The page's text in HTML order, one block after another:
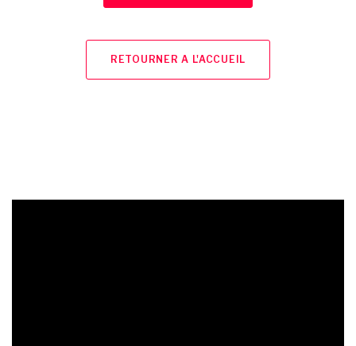
RETOURNER A L'ACCUEIL